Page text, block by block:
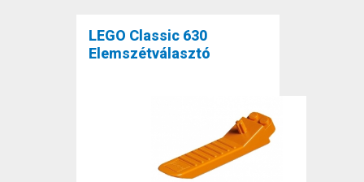
LEGO Classic 630
Elemszétválasztó